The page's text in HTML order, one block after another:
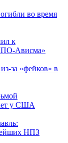
во время
к
Ависма»
за «фейков» в
у США
НПЗ